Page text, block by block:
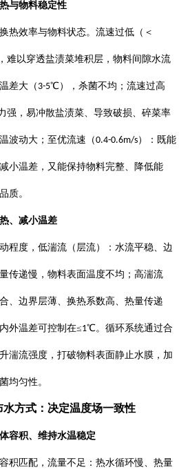
与物料稳定性
热效率与物料状态。流速过低（＜
难以穿透盐渍菜堆积层，物料间隙水流
差大（ 3-5℃），杀菌不均；流速过高
强，易冲散盐渍菜、导致破损、碎菜率
波动大；至优流速（0.4-0.6m/s）：既能
小温差，又能保持物料完整、降低能
质。
、减小温差
程度，低湍流（层流）：水流平稳、边
传递慢，物料表面温度不均；高湍流
、边界层薄、换热系数高、热量传递
外温差可控制在≤1℃。循环系统通过合
湍流强度，打破物料表面静止水膜，加
均匀性。
水方式：决定温度场一致性
容积、维持水温稳定
积匹配，流量不足：热水循环慢、热量